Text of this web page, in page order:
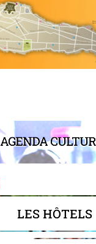
AGENDA
LES HÔTELS